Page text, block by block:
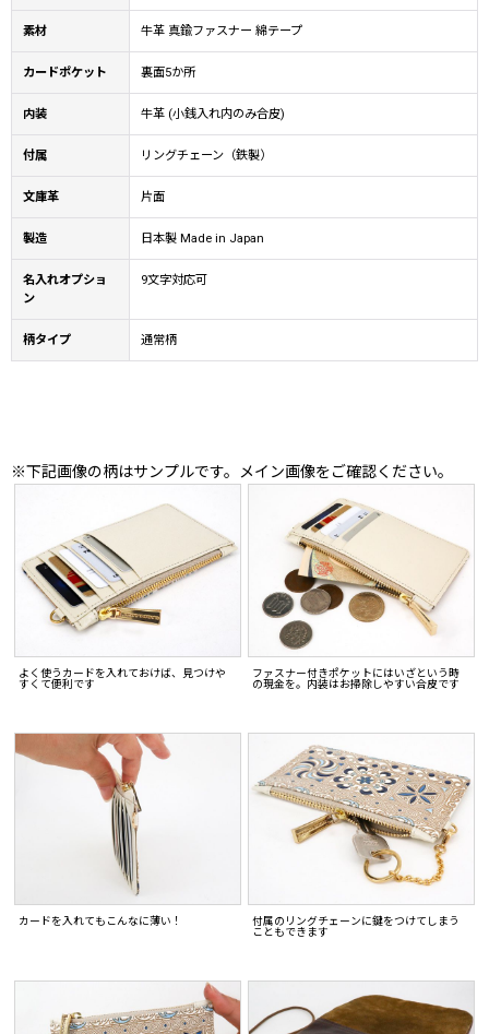
素材 牛革 真鍮ファスナー 綿テープ
カードポケット 裏面5か所
内装 牛革 (小銭入れ内のみ合皮)
付属 リングチェーン（鉄製）
文庫革 片面
製造 日本製 Made in Japan
名入れオプショ
ン
9文字対応可
柄タイプ 通常柄
※下記画像の柄はサンプルです。メイン画像をご確認ください。
よく使うカードを入れておけば、見つけや
すくて便利です
ファスナー付きポケットにはいざという時
の現金を。内装はお掃除しやすい合皮です
カードを入れてもこんなに薄い！
付属のリングチェーンに鍵をつけてしまう
こともできます